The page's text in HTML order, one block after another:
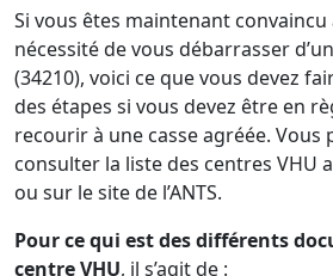
Si vous êtes maintenant convaincu
nécessité de vous débarrasser
(34210), voici ce que vous devez
des étapes si vous devez être en
recourir à une casse agréée. Vous
consulter la liste des centres VHU
ou sur le site de l’ANTS.
Pour ce qui est des différents
centre VHU, il s’agit de :